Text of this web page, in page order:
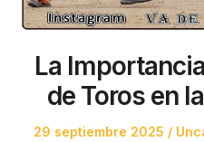
La
de Toros en
Posted
29 septiembre 2025